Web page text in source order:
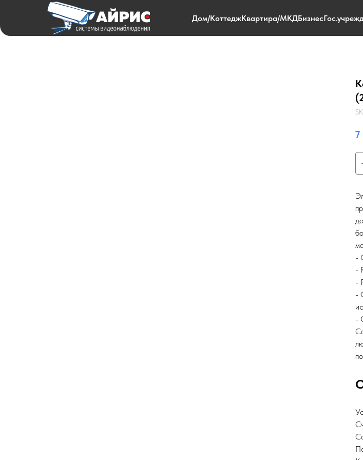
Дом/КоттеджКвартира/МКДБизнес
7
-
-
-
-
-